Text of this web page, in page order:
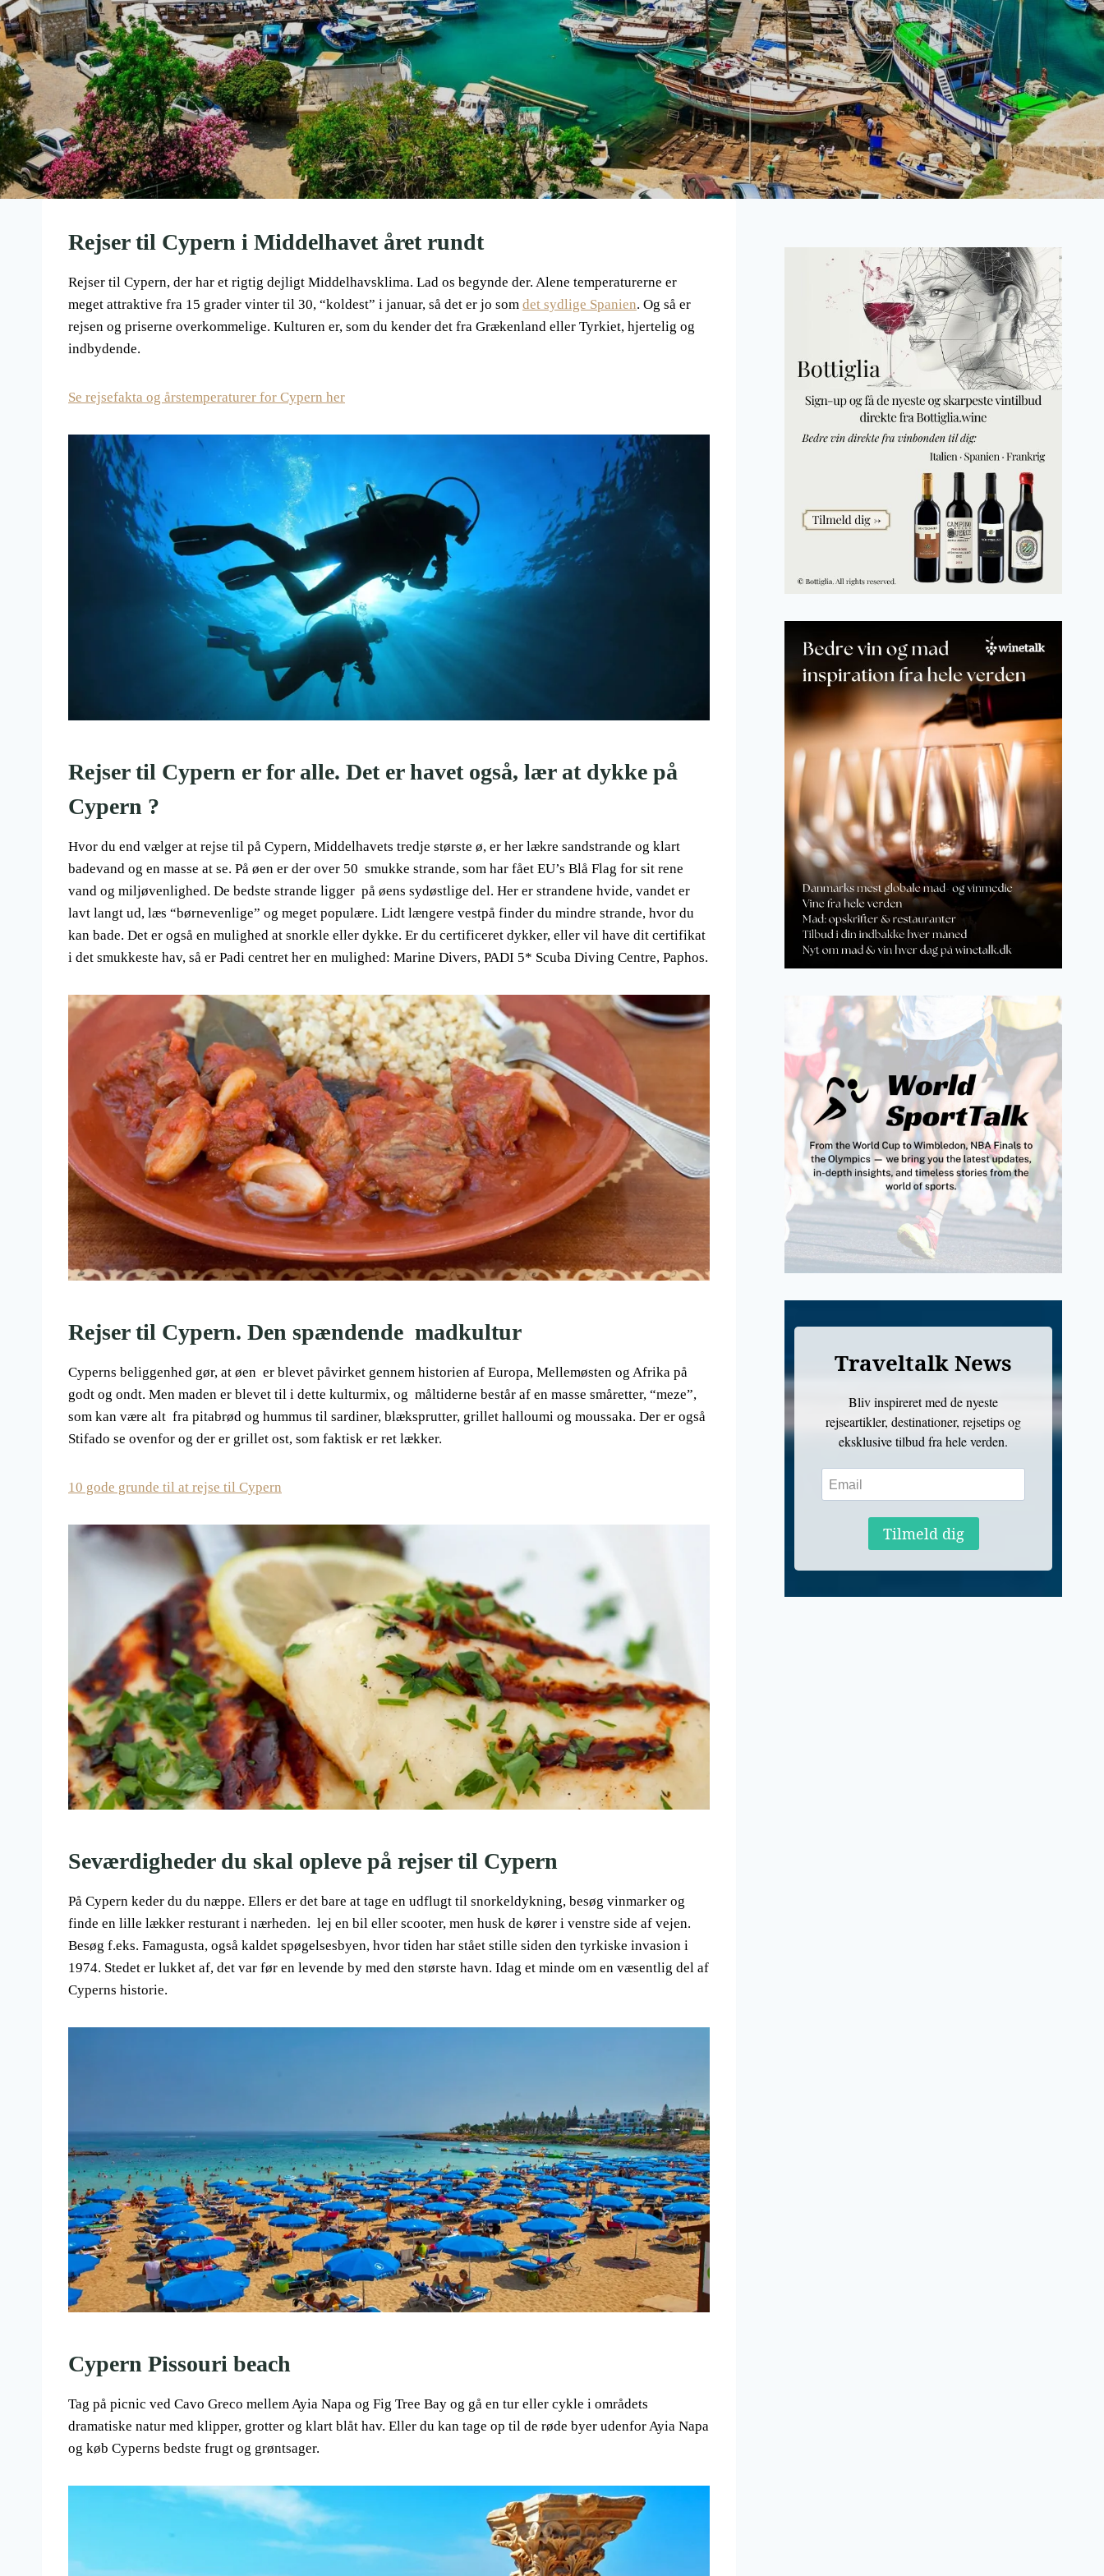
Rejser til Cypern i Middelhavet året rundt
Rejser til Cypern, der har et rigtig dejligt Middelhavsklima. Lad os begynde der. Alene temperaturerne er
meget attraktive fra 15 grader vinter til 30, “koldest” i januar, så det er jo som det sydlige Spanien. Og så er
rejsen og priserne overkommelige. Kulturen er, som du kender det fra Grækenland eller Tyrkiet, hjertelig og
indbydende.
Se rejsefakta og årstemperaturer for Cypern her
Rejser til Cypern er for alle. Det er havet også, lær at dykke på
Cypern ?
Hvor du end vælger at rejse til på Cypern, Middelhavets tredje største ø, er her lækre sandstrande og klart
badevand og en masse at se. På øen er der over 50 smukke strande, som har fået EU’s Blå Flag for sit rene
vand og miljøvenlighed. De bedste strande ligger på øens sydøstlige del. Her er strandene hvide, vandet er
lavt langt ud, læs “børnevenlige” og meget populære. Lidt længere vestpå finder du mindre strande, hvor du
kan bade. Det er også en mulighed at snorkle eller dykke. Er du certificeret dykker, eller vil have dit certifikat
i det smukkeste hav, så er Padi centret her en mulighed: Marine Divers, PADI 5* Scuba Diving Centre, Paphos.
Rejser til Cypern. Den spændende madkultur
Cyperns beliggenhed gør, at øen er blevet påvirket gennem historien af Europa, Mellemøsten og Afrika på
godt og ondt. Men maden er blevet til i dette kulturmix, og måltiderne består af en masse småretter, “meze”,
som kan være alt fra pitabrød og hummus til sardiner, blæksprutter, grillet halloumi og moussaka. Der er også
Stifado se ovenfor og der er grillet ost, som faktisk er ret lækker.
10 gode grunde til at rejse til Cypern
Seværdigheder du skal opleve på rejser til Cypern
På Cypern keder du du næppe. Ellers er det bare at tage en udflugt til snorkeldykning, besøg vinmarker og
finde en lille lækker resturant i nærheden. lej en bil eller scooter, men husk de kører i venstre side af vejen.
Besøg f.eks. Famagusta, også kaldet spøgelsesbyen, hvor tiden har stået stille siden den tyrkiske invasion i
1974. Stedet er lukket af, det var før en levende by med den største havn. Idag et minde om en væsentlig del af
Cyperns historie.
Cypern Pissouri beach
Tag på picnic ved Cavo Greco mellem Ayia Napa og Fig Tree Bay og gå en tur eller cykle i områdets
dramatiske natur med klipper, grotter og klart blåt hav. Eller du kan tage op til de røde byer udenfor Ayia Napa
og køb Cyperns bedste frugt og grøntsager.
Traveltalk News
Bliv inspireret med de nyeste
rejseartikler, destinationer, rejsetips og
eksklusive tilbud fra hele verden.
Tilmeld dig